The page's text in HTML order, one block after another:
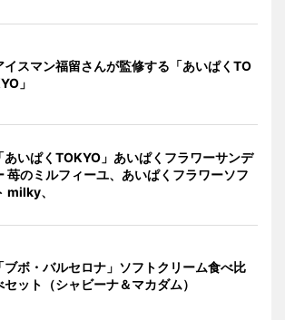
イスマン福留さんが監修する「あいぱくTO
」
「あいぱくTOKYO」あいぱくフラワーサンデ
苺のミルフィーユ、あいぱくフラワーソフ
milky、
「ブボ・バルセロナ」ソフトクリーム食べ比
セット（シャビーナ＆マカダム）